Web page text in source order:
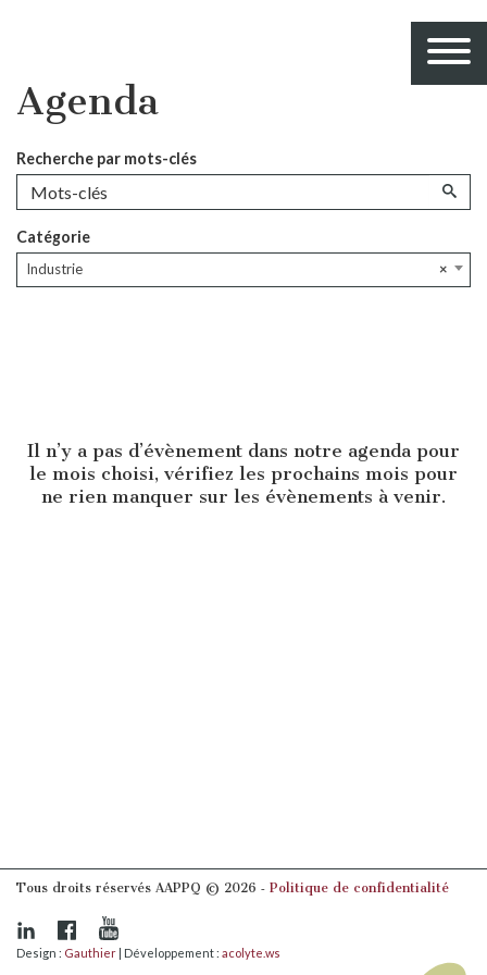
Agenda
Recherche par mots-clés
Catégorie
×
Industrie
Il n’y a pas d’évènement dans notre agenda pour
le mois choisi, vérifiez les prochains mois pour
ne rien manquer sur les évènements à venir.
Tous droits réservés AAPPQ © 2026 ‐ Politique de confidentialité
Design : Gauthier | Développement : acolyte.ws